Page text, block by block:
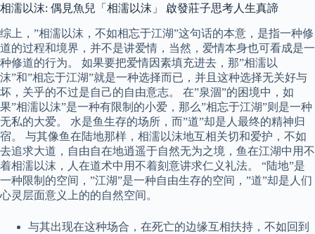
相濡以沫: 偶見魚兒「相濡以沫」 啟發莊子思考人生真諦
综上，”相濡以沫，不如相忘于江湖”这句话的本意，是指一种修
道的过程和境界，并不是讲爱情，当然，爱情本身也可看成是一
种修道的行为。 如果要把爱情因素填充进去，那”相濡以
沫”和”相忘于江湖”就是一种选择而已，并且这种选择无关好与
坏，关乎的不过是自己的自由意志。 在”泉涸”的困境中，如
果”相濡以沫”是一种有限制的小爱，那么”相忘于江湖”则是一种
无私的大爱。 水是鱼生存的场所，而”道”却是人最终的精神归
宿。 与其像鱼在陆地那样，相濡以沫地互相关切和爱护，不如
去追求大道，自由自在地逍遥于自然无为之境，鱼在江湖中用不
着相濡以沫，人在道术中用不着刻意讲求仁义礼法。 “陆地”是
一种限制的空间，”江湖”是一种自由生存的空间，”道”却是人们
心灵层面意义上的的自然空间。
与其出现在这种场合，在死亡的边缘互相扶持，不如回到